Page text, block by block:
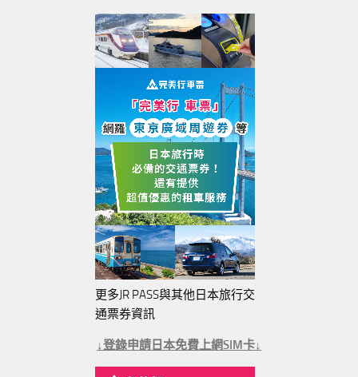
更多JR PASS與其他日本旅行交
通票券資訊
↓登錄申請日本免費上網SIM卡↓